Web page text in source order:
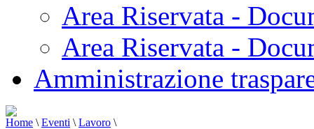
Area Riservata -
Area Riservata -
Amministrazione
Home \ Eventi \ Lavoro \